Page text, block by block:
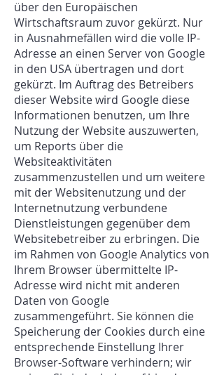
über den Europäischen
Wirtschaftsraum zuvor gekürzt. Nur
in Ausnahmefällen wird die volle IP-
Adresse an einen Server von Google
in den USA übertragen und dort
gekürzt. Im Auftrag des Betreibers
dieser Website wird Google diese
Informationen benutzen, um Ihre
Nutzung der Website auszuwerten,
um Reports über die
Websiteaktivitäten
zusammenzustellen und um weitere
mit der Websitenutzung und der
Internetnutzung verbundene
Dienstleistungen gegenüber dem
Websitebetreiber zu erbringen. Die
im Rahmen von Google Analytics von
Ihrem Browser übermittelte IP-
Adresse wird nicht mit anderen
Daten von Google
zusammengeführt. Sie können die
Speicherung der Cookies durch eine
entsprechende Einstellung Ihrer
Browser-Software verhindern; wir